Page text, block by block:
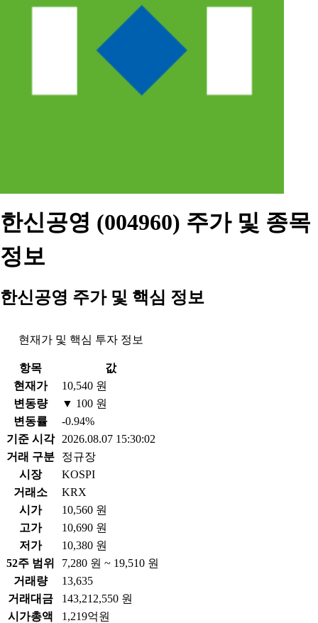
한신공영 (004960) 주가 및 종목
정보
한신공영 주가 및 핵심 정보
현재가 및 핵심 투자 정보
항목
값
현재가
10,540 원
변동량
▼ 100 원
변동률
-0.94%
기준 시각
2026.08.07 15:30:02
거래 구분
정규장
시장
KOSPI
거래소
KRX
시가
10,560 원
고가
10,690 원
저가
10,380 원
52주 범위
7,280 원 ~ 19,510 원
거래량
13,635
거래대금
143,212,550 원
시가총액
1,219억원